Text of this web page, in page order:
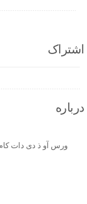
اشتراک
درباره